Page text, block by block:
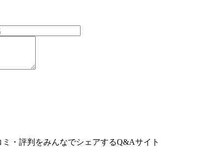
・評判をみんなでシェアするQ&Aサイト